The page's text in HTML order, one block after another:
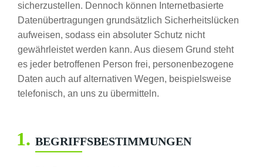
sicherzustellen. Dennoch können Internetbasierte
Datenübertragungen grundsätzlich Sicherheitslücken
aufweisen, sodass ein absoluter Schutz nicht
gewährleistet werden kann. Aus diesem Grund steht
es jeder betroffenen Person frei, personenbezogene
Daten auch auf alternativen Wegen, beispielsweise
telefonisch, an uns zu übermitteln.
BEGRIFFSBESTIMMUNGEN